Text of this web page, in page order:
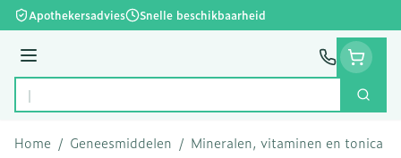
Ga naar de inhoud
Apothekersadvies Snelle beschikbaarheid
Menu
Product, merk, categorie...
Zoek
Home / Geneesmiddelen / Mineralen, vitaminen en tonica